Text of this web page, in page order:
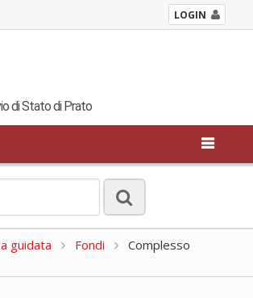
LOGIN
di Stato di Prato
guidata Fondi
Complesso